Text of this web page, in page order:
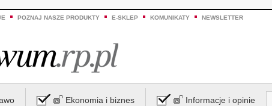
POZNAJ NASZE PRODUKTY E-SKLEP KOMUNIKATY NEWSLETTER
Ekonomia i biznes Informacje i opinie